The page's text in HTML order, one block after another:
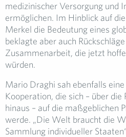
medizinischer Versorgung und
ermöglichen. Im Hinblick auf
Merkel die Bedeutung eines
beklagte aber auch
Zusammenarbeit, die jetzt
würden.
Mario Draghi sah ebenfalls
Kooperation, die sich – über
hinaus – auf die maßgeblichen
werde. „Die Welt braucht die
Sammlung individueller